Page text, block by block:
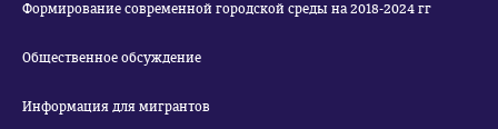
Формирование современной городской среды на 2018-2024 гг
Общественное обсуждение
Информация для мигрантов